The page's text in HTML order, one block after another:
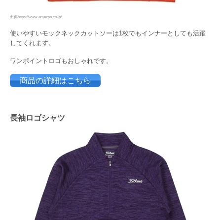
出典https://www.amazon.co.jp/
使いやすいモックネックカットソーは1枚でもインナーとしても活躍
してくれます。
ワンポイントロゴもおしゃれです。
商品の詳細はこちら
長袖ロゴシャツ